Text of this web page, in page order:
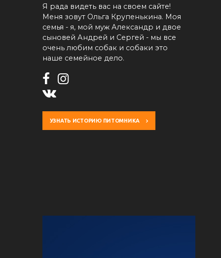
Я рада видеть вас на своем сайте!
Меня зовут Ольга Крупенькина. Моя
семья - я, мой муж Александр и двое
сыновей Андрей и Сергей - мы все
очень любим собак и собаки это
наше семейное дело.
УЗНАТЬ ИСТОРИЮ ПИТОМНИКА